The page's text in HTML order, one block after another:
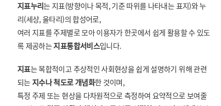
지표누리는 지표(방향이나 목적, 기준 따위를 나타내는 표지)와 누
리(세상, 울타리)의 합성어로,
여러 지표를 주제별로 모아 이용자가 한곳에서 쉽게 활용할 수 있도
록 제공하는지표통합서비스입니다.
지표는 복합적이고 추상적인 사회현상을 쉽게 설명하기 위해 관련
되는지수나 척도로 개념화한 것이며,
특정 주제 또는 현상을 다차원적으로 측정하여 요약적으로 보여줄